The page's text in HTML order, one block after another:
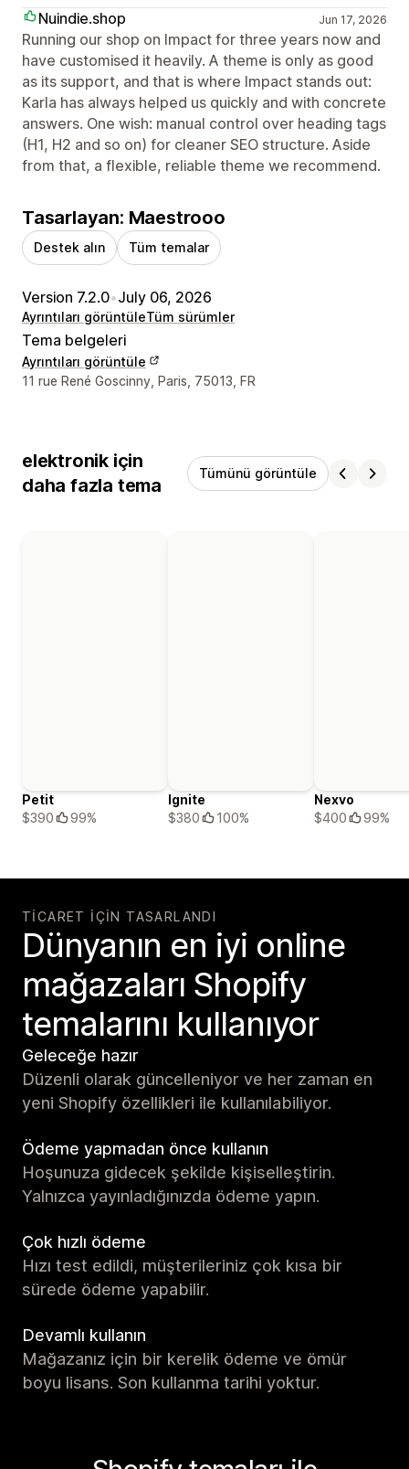
Nuindie.shop Jun 17, 2026
Running our shop on Impact for three years now and
have customised it heavily. A theme is only as good
as its support, and that is where Impact stands out:
Karla has always helped us quickly and with concrete
answers. One wish: manual control over heading tags
(H1, H2 and so on) for cleaner SEO structure. Aside
from that, a flexible, reliable theme we recommend.
Tasarlayan: Maestrooo
Destek alın Tüm temalar
Version 7.2.0•July 06, 2026
Ayrıntıları görüntüleTüm sürümler
Tema belgeleri
Ayrıntıları görüntüle
Tasarımcı iletişim bilgileri
11 rue René Goscinny, Paris, 75013, FR
elektronik için
daha fazla tema
Tümünü görüntüle
Petit
$390
99%
Ignite
$380
100%
Nexvo
$400
99%
TICARET IÇIN TASARLANDI
Dünyanın en iyi online
mağazaları Shopify
temalarını kullanıyor
Geleceğe hazır
Düzenli olarak güncelleniyor ve her zaman en
yeni Shopify özellikleri ile kullanılabiliyor.
Ödeme yapmadan önce kullanın
Hoşunuza gidecek şekilde kişiselleştirin.
Yalnızca yayınladığınızda ödeme yapın.
Çok hızlı ödeme
Hızı test edildi, müşterileriniz çok kısa bir
sürede ödeme yapabilir.
Devamlı kullanın
Mağazanız için bir kerelik ödeme ve ömür
boyu lisans. Son kullanma tarihi yoktur.